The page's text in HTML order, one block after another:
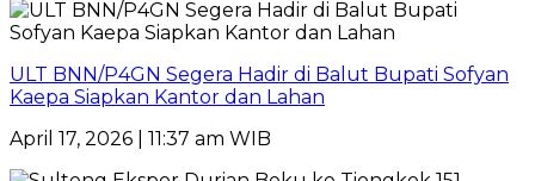
ULT BNN/P4GN Segera Hadir di Balut Bupati Sofyan
Kaepa Siapkan Kantor dan Lahan
April 17, 2026 | 11:37 am WIB